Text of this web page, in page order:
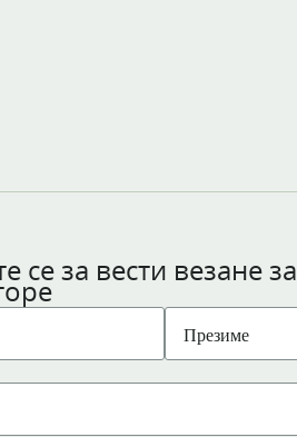
се за вести везане за